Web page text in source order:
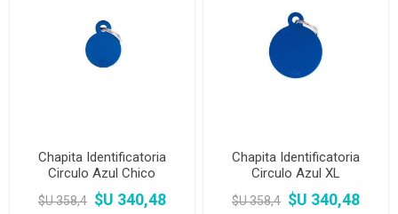
Chapita Identificatoria
Circulo Azul Chico
$U 358,4 $U 340,48
Chapita Identificatoria
Circulo Azul XL
$U 358,4 $U 340,48